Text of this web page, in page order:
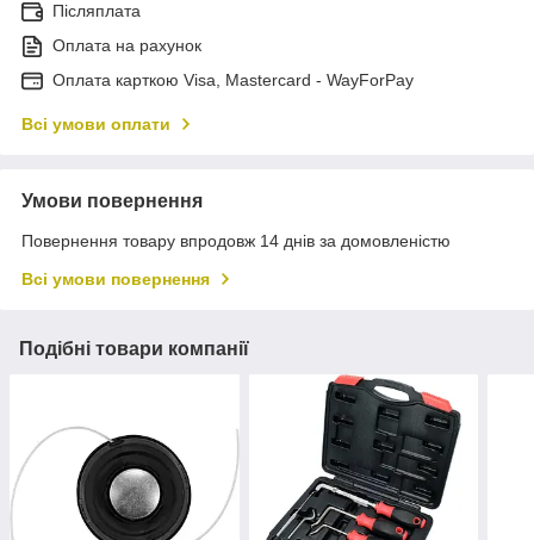
Післяплата
Оплата на рахунок
Оплата карткою Visa, Mastercard - WayForPay
Всі умови оплати
Умови повернення
Повернення товару впродовж 14 днів за домовленістю
Всі умови повернення
Подібні товари компанії